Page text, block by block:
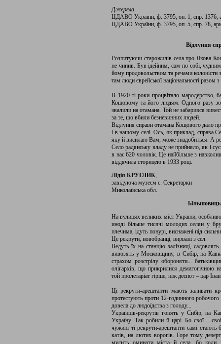
Джерела
ЦДАВО України, ф. 3795, оп. 1, спр. 1376,
ЦДАВО України, ф. 3795, оп. 5, спр. 78,
Відлуння
Розпитуючи старожилів села про Якова
не чинив. Був ідейним, сам по собі,
йому продовольством та речами колоністи
там люди єврейської національності разом
В 1920-ті роки процвітало мародерство,
Кощовому та його людям. Одного разу
звалили на отамана. Той не забарився
за те, що вбили безневинних людей.
Відлуння справи отамана Кощового дало
і в нашому селі. Ось, як приклад, справа
яку й висилаю Вам, може знадобиться. А
Село радянську владу не прийняло, як і
в нас 620 чоловік. Це найбільше з
віддячила сторицею в 1933 році.
Лідія КРУГЛИК,
завідуюча музеєм с. Секретарки
Миколаївська обл.
На вулицях великих міст України,
иноді більше тисячі молодих селян у
плечима, ідуть понурі, виснажені під
Це рекрути, новобранці, вирвані з сел.
Ведуть їх на станцію залізниці,
вивозять у Московщину, в Сибір, на
страхом розстрілу обороняти...
олігархів, що прикрилися демагогічною
той пролетаріат гірше, ніж деспот – цар
Ці рекрути-арештанти мають заливати
протестують проти 12-годинного
довела до людоїдства з голоду...
Українців-рекрутів гонять у Сибір, на
Україну. Так робили й царі. Бо свої –
чужині ті рекрути-арештанти самі
катів, на лютих ворогів. Горе тому
мусить оминати міста й села, бо коли